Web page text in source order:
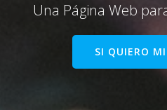
Una Página Web
SI QUIERO